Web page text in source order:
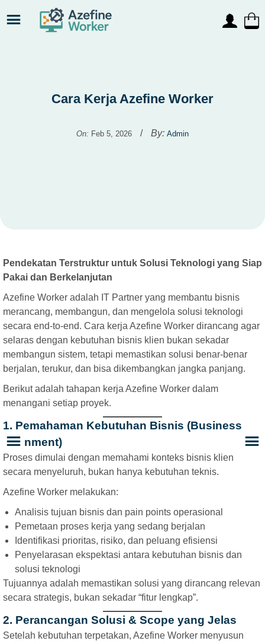
Skip to content
Cara Kerja Azefine Worker
On: Feb 5, 2026 / By: Admin
Pendekatan Terstruktur untuk Solusi Teknologi yang Siap
Pakai dan Berkelanjutan
Azefine Worker adalah IT Partner yang membantu bisnis
merancang, membangun, dan mengelola solusi teknologi
secara end-to-end. Cara kerja Azefine Worker dirancang agar
selaras dengan kebutuhan bisnis klien bukan sekadar
membangun sistem, tetapi memastikan solusi benar-benar
berjalan, terukur, dan bisa dikembangkan jangka panjang.
Berikut adalah tahapan kerja Azefine Worker dalam
menangani setiap proyek.
1. Pemahaman Kebutuhan Bisnis (Business
Alignment)
Proses dimulai dengan memahami konteks bisnis klien
secara menyeluruh, bukan hanya kebutuhan teknis.
Azefine Worker melakukan:
Analisis tujuan bisnis dan pain points operasional
Pemetaan proses kerja yang sedang berjalan
Identifikasi prioritas, risiko, dan peluang efisiensi
Penyelarasan ekspektasi antara kebutuhan bisnis dan
solusi teknologi
Tujuannya adalah memastikan solusi yang dirancang relevan
secara strategis, bukan sekadar “fitur lengkap”.
2. Perancangan Solusi & Scope yang Jelas
Setelah kebutuhan terpetakan, Azefine Worker menyusun